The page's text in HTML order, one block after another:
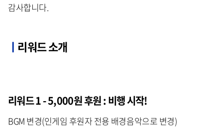
감사합니다.
ㅣ 리워드 소개
리워드 1 - 5,000원 후원 : 비행 시작!
BGM 변경(인게임 후원자 전용 배경음악으로 변경)